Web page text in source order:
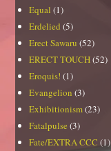
Equal (1)
Erdelied (5)
Erect Sawaru (52)
ERECT TOUCH(52)
Eroquis! (1)
Evangelion (3)
Exhibitionism(23)
Fatalpulse (3)
Fate/EXTRA CCC (1)